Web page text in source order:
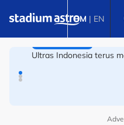
BM | EN
BOLA SEPAK
Ultras Indonesia terus